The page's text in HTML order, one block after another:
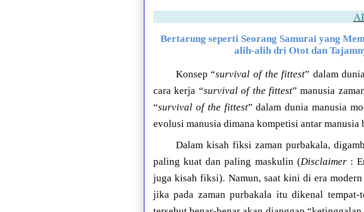
Bertarung seperti Seorang Samurai yang
alih-alih dri Otot dan
Konsep “survival of the fittest” dalam
cara kerja “survival of the fittest” manusia
“survival of the fittest” dalam dunia manusia
evolusi manusia dimana kompetisi antar
Dalam kisah fiksi zaman purbakala,
paling kuat dan paling maskulin (Disclaimer:
juga kisah fiksi). Namun, saat kini di era
jika pada zaman purbakala itu dikenal tempat-